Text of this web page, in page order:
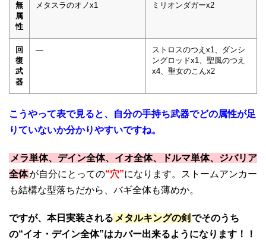
無
属
性
メタスラのオノx1 ミリオンダガーx2
回
復
武
器
―
ストロスのつえx1、ダンシ
ングロッドx1、聖風のつえ
x4、聖女のこんx2
こうやって表で見ると、自分の手持ち武器でどの属性が足
りていないか分かりやすいですね。
メラ単体、デイン全体、イオ全体、ドルマ単体、ジバリア
全体が自分にとっての“穴”になります。ストームアンカー
も結構な型落ちだから、バギ全体も薄めか。
ですが、本日実装される メタルキングの剣 でそのうち
の“イオ・デイン全体”はカバー出来るようになります！！